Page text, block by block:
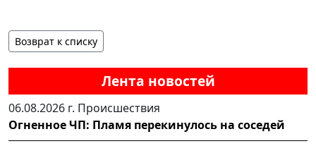
Лента новостей
06.08.2026 г. Происшествия
Огненное ЧП: Пламя перекинулось на соседей
Возврат к списку